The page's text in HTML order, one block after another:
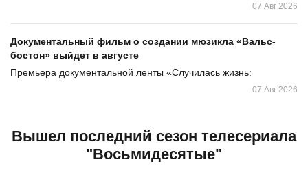
07 Авг 2026
Документальный фильм о создании мюзикла «Вальс-
бостон» выйдет в августе
Премьера документальной ленты «Случилась жизнь:
07 Авг 2026
Вышел последний сезон телесериала
"Восьмидесятые"